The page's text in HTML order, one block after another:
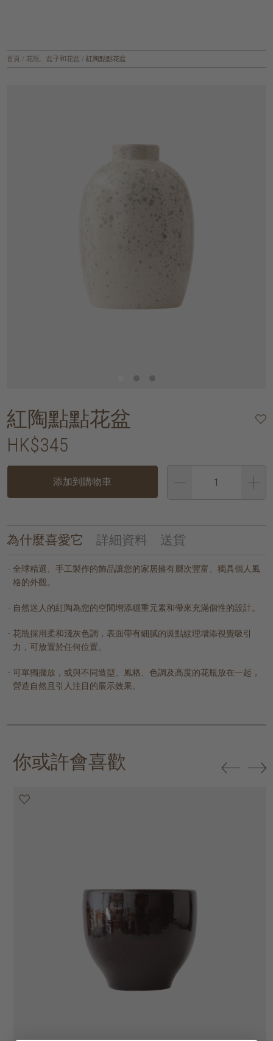
首頁 / 花瓶、盆子和花盆 / 紅陶點點花盆
紅陶點點花盆
HK$345
添加到購物車
為什麼喜愛它 詳細資料 送貨
全球精選、手工製作的飾品讓您的家居擁有層次豐富、獨具個人風
格的外觀。
自然迷人的紅陶為您的空間增添穩重元素和帶來充滿個性的設計。
花瓶採用柔和淺灰色調，表面帶有細膩的斑點紋理增添視覺吸引
力，可放置於任何位置。
可單獨擺放，或與不同造型、風格、色調及高度的花瓶放在一起，
營造自然且引人注目的展示效果。
你或許會喜歡